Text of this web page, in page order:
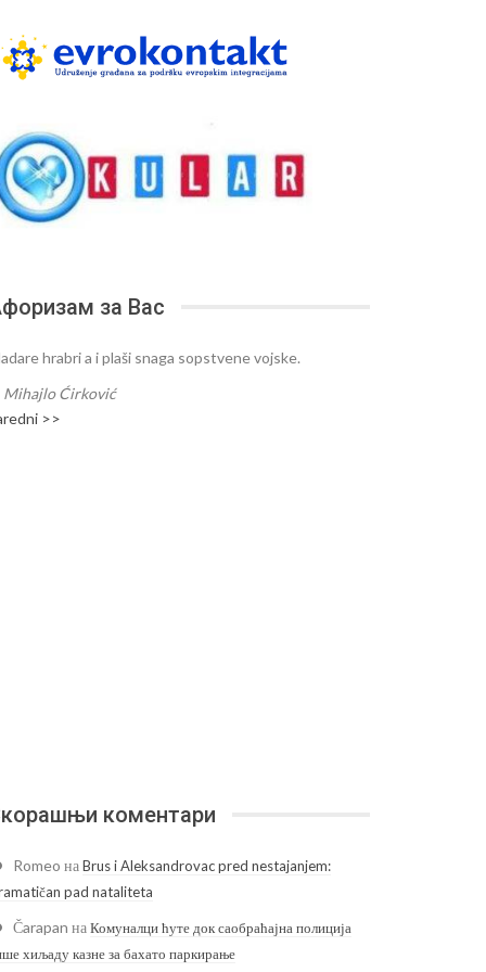
за Вас
hrabri a i plaši snaga sopstvene vojske.
Mihajlo Ćirković
>>
коментари
Romeo наBrus i Aleksandrovac pred nestajanjem:
pad nataliteta
Čarapan наКомуналци ћуте док саобраћајна полиција
хиљаду казне за бахато паркирање